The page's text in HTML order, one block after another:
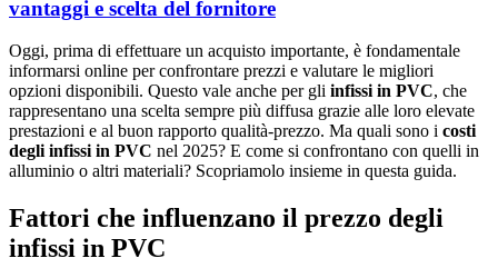
vantaggi e scelta del fornitore
Oggi, prima di effettuare un acquisto importante, è fondamentale
informarsi online per confrontare prezzi e valutare le migliori
opzioni disponibili. Questo vale anche per gli infissi in PVC, che
rappresentano una scelta sempre più diffusa grazie alle loro elevate
prestazioni e al buon rapporto qualità-prezzo. Ma quali sono i costi
degli infissi in PVC nel 2025? E come si confrontano con quelli in
alluminio o altri materiali? Scopriamolo insieme in questa guida.
Fattori che influenzano il prezzo degli
infissi in PVC